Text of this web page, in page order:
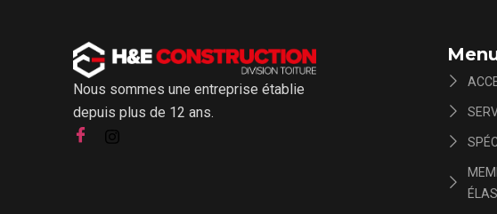
Nous sommes une entreprise établie
depuis plus de 12 ans.